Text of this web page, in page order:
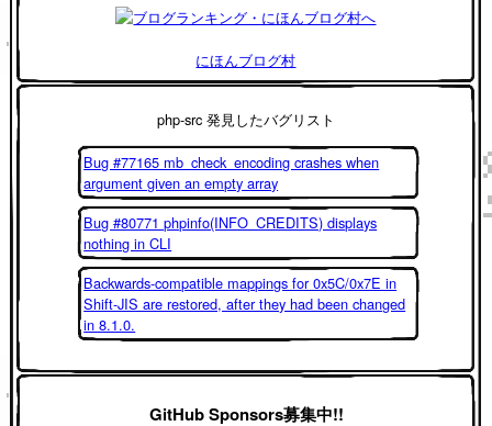
にほんブログ村
php-src 発見したバグリスト
Bug #77165 mb_check_encoding crashes when
argument given an empty array
Bug #80771 phpinfo(INFO_CREDITS) displays
nothing in CLI
Backwards-compatible mappings for 0x5C/0x7E in
Shift-JIS are restored, after they had been changed
in 8.1.0.
GitHub Sponsors募集中!!